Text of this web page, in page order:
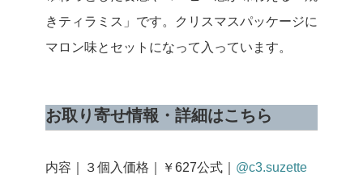
きティラミス」です。クリスマスパッケージに
マロン味とセットになって入っています。
お取り寄せ情報・詳細はこちら
内容｜３個入価格｜￥627公式｜ @c3.suzette